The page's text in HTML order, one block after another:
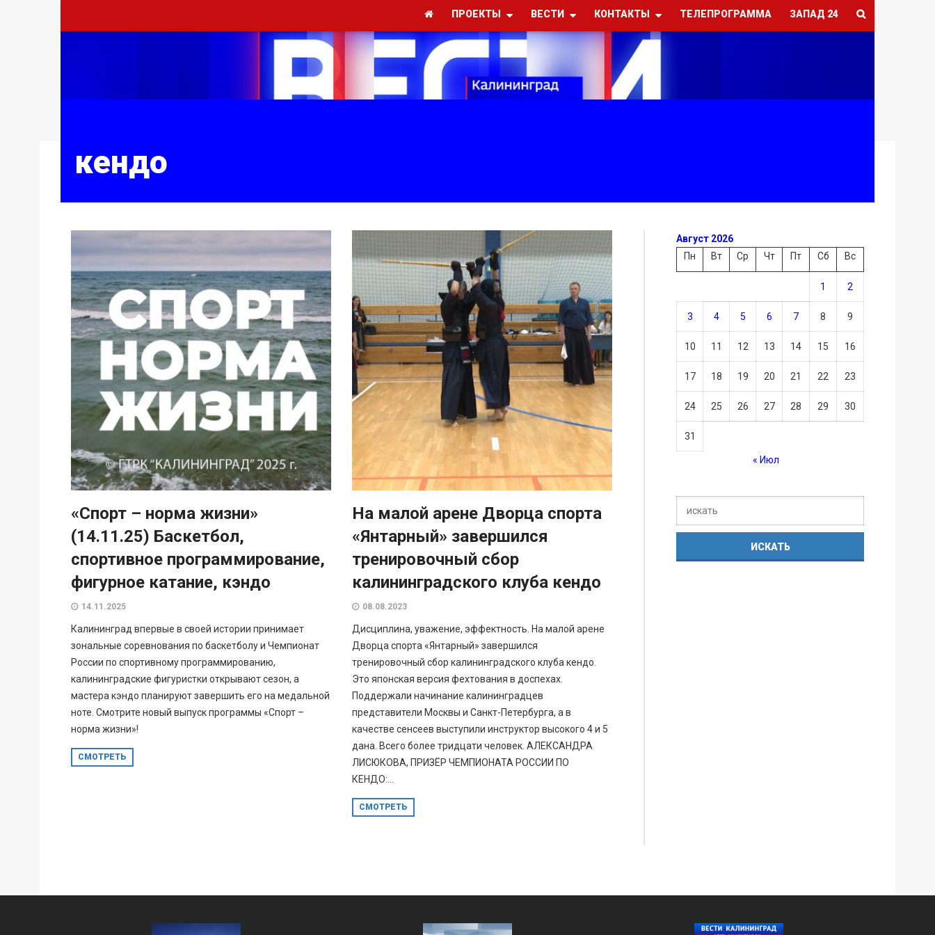
ПРОЕКТЫ ВЕСТИ КОНТАКТЫ ТЕЛЕПРОГРАММА ЗАПАД 24
кендо
«Спорт – норма жизни»
(14.11.25) Баскетбол,
спортивное программирование,
фигурное катание, кэндо
14.11.2025
Калининград впервые в своей истории принимает
зональные соревнования по баскетболу и Чемпионат
России по спортивному программированию,
калининградские фигуристки открывают сезон, а
мастера кэндо планируют завершить его на медальной
ноте. Смотрите новый выпуск программы «Спорт –
норма жизни»!
СМОТРЕТЬ
На малой арене Дворца спорта
«Янтарный» завершился
тренировочный сбор
калининградского клуба кендо
08.08.2023
Дисциплина, уважение, эффектность. На малой арене
Дворца спорта «Янтарный» завершился
тренировочный сбор калининградского клуба кендо.
Это японская версия фехтования в доспехах.
Поддержали начинание калининградцев
представители Москвы и Санкт-Петербурга, а в
качестве сенсеев выступили инструктор высокого 4 и 5
дана. Всего более тридцати человек. АЛЕКСАНДРА
ЛИСЮКОВА, ПРИЗЁР ЧЕМПИОНАТА РОССИИ ПО
КЕНДО:...
СМОТРЕТЬ
Август 2026
Пн
Вт Ср Чт Пт Сб Вс
1 2
3 4 5 6 7 8 9
10 11 12 13 14 15 16
17 18 19 20 21 22 23
24 25 26 27 28 29 30
31
« Июл